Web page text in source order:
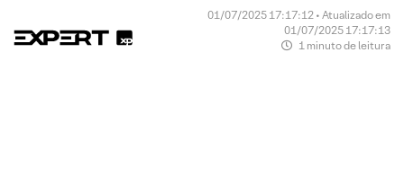
01/07/2025 17:17:12 • Atualizado em
01/07/2025 17:17:13
1 minuto de leitura